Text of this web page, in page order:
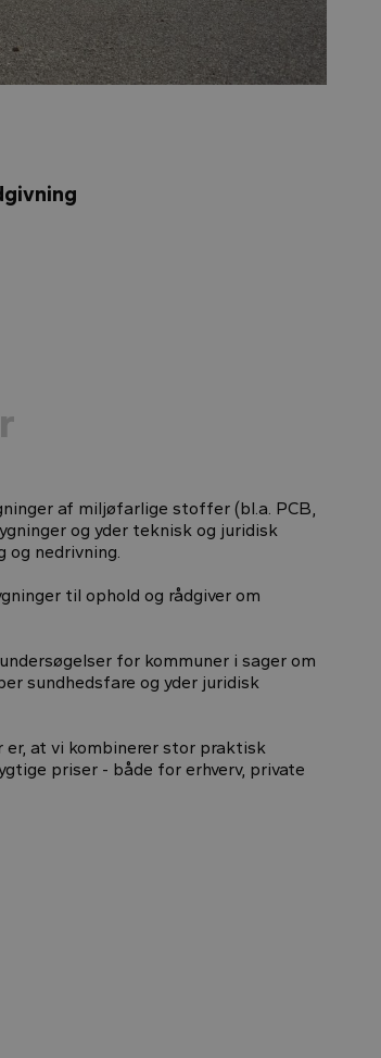
af miljøfarlige stoffer (bl.a. PCB,
og yder teknisk og juridisk
og nedrivning.
til ophold og rådgiver om
for kommuner i sager om
sundhedsfare og yder juridisk
er, at vi kombinerer stor praktisk
priser - både for erhverv, private